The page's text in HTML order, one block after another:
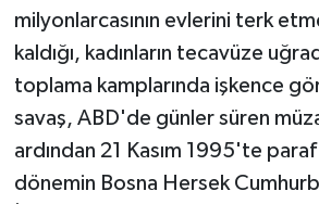
milyonlarcasının evlerini terk
kaldığı, kadınların tecavüze
toplama kamplarında işkence
savaş, ABD'de günler süren
ardından 21 Kasım 1995'te
dönemin Bosna Hersek